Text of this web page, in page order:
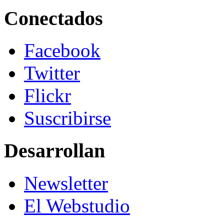
Conectados
Facebook
Twitter
Flickr
Suscribirse
Desarrollan
Newsletter
El Webstudio